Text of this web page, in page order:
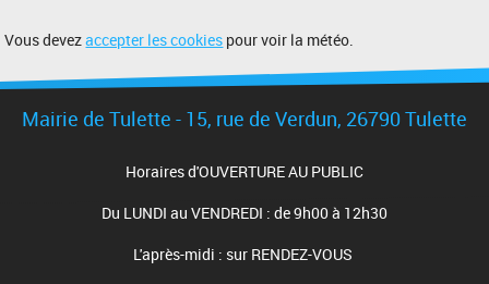
Vous devezaccepter les cookies pour voir la météo.
Mairie de Tulette - 15, rue de Verdun, 26790 Tulette
Horaires d'OUVERTURE AU PUBLIC
Du LUNDI au VENDREDI : de 9h00 à 12h30
L'après-midi : sur RENDEZ-VOUS